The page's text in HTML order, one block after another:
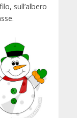
sull’albero